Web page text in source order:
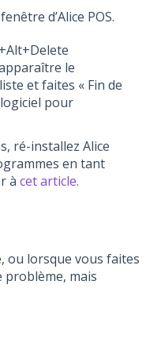
d’Alice POS.
le
et faites « Fin de
pour
ré-installez Alice
en tant
à cet article.
ou lorsque vous faites
problème, mais